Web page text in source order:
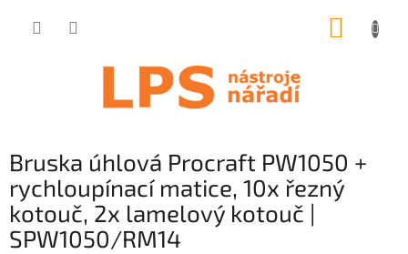
Bruska úhlová Procraft PW1050 +
rychloupínací matice, 10x řezný
kotouč, 2x lamelový kotouč |
SPW1050/RM14